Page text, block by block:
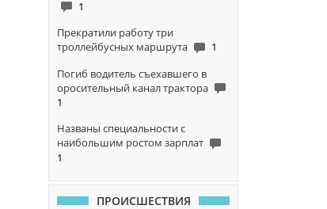
1
Прекратили работу три
троллейбусных маршрута
1
Погиб водитель съехавшего в
оросительный канал трактора
1
Названы специальности с
наибольшим ростом зарплат
1
ПРОИСШЕСТВИЯ